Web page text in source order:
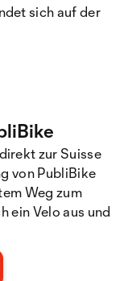
sich auf der
zur Suisse
von PubliBike
Weg zum
ein Velo aus und